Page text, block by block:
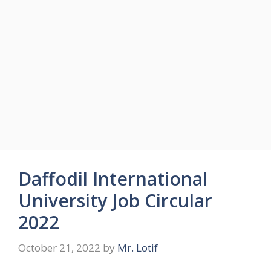
Daffodil International
University Job Circular
2022
October 21, 2022 by Mr. Lotif